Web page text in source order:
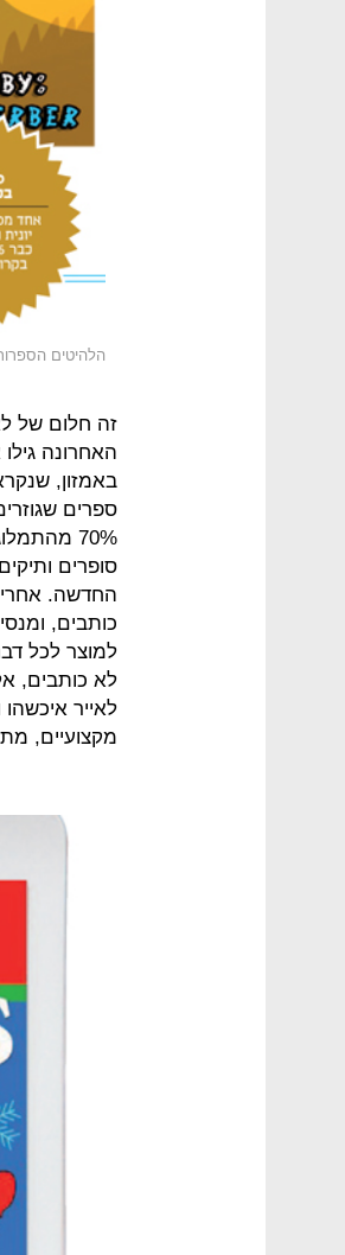
הלהיטים
זה חלום של
האחרונה
ספרים
סופרים
החדשה.
כותבים,
למוצר לכל
לא כותבים,
מקצועיים,